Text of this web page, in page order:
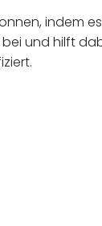
indem
und hilft